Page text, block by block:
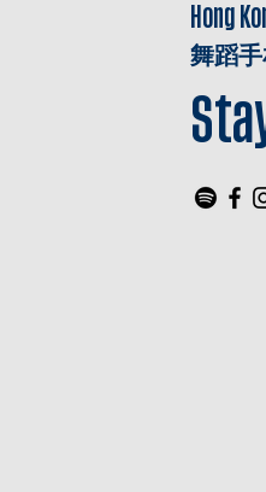
Hong
舞蹈